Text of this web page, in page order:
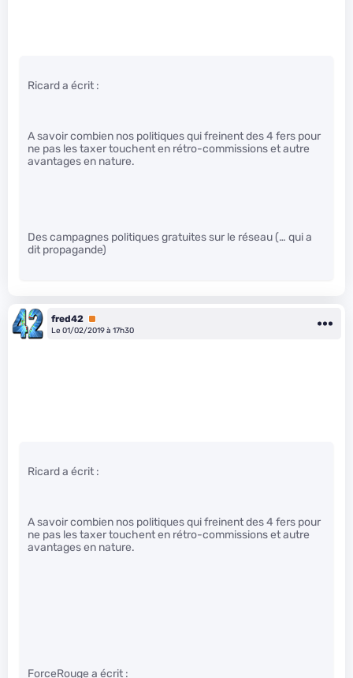
Ricard a écrit :
A savoir combien nos politiques qui freinent des 4 fers pour
ne pas les taxer touchent en rétro-commissions et autre
avantages en nature.
Des campagnes politiques gratuites sur le réseau (… qui a
dit propagande)
fred42 Premium
Le 01/02/2019 à 17h30
Ricard a écrit :
A savoir combien nos politiques qui freinent des 4 fers pour
ne pas les taxer touchent en rétro-commissions et autre
avantages en nature.
ForceRouge a écrit :